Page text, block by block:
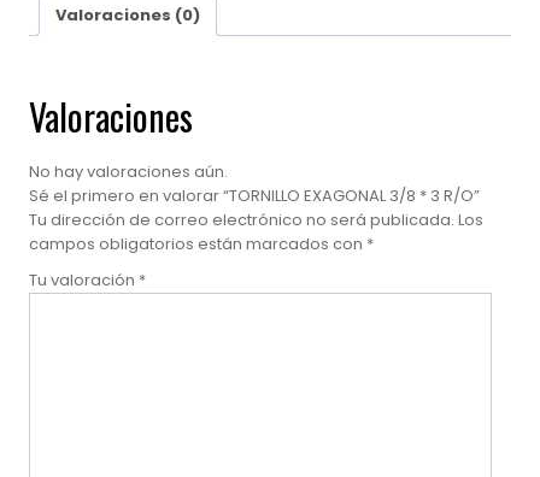
Valoraciones (0)
Valoraciones
No hay valoraciones aún.
Sé el primero en valorar “TORNILLO EXAGONAL 3/8 * 3 R/O”
Tu dirección de correo electrónico no será publicada. Los
campos obligatorios están marcados con *
Tu valoración *